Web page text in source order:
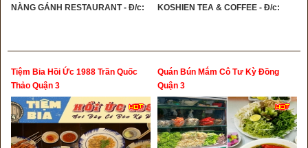
NÀNG GÁNH RESTAURANT - Đ/c: KOSHIEN TEA & COFFEE - Đ/c:
Tiệm Bia Hồi Ức 1988 Trần Quốc
Thảo Quận 3
Quán Bún Mắm Cô Tư Kỳ Đồng
Quận 3